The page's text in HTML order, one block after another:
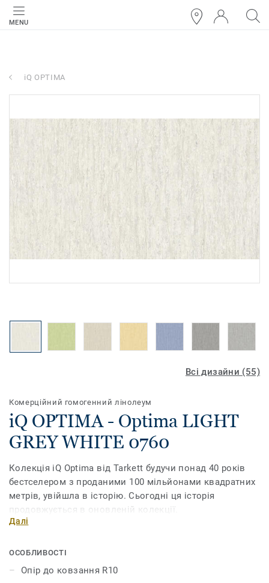
MENU
iQ OPTIMA
Всі дизайни (55)
Комерційний гомогенний лінолеум
iQ OPTIMA - Optima LIGHT
GREY WHITE 0760
Колекція iQ Optima від Tarkett будучи понад 40 років
бестселером з проданими 100 мільйонами квадратних
метрів, увійшла в історію. Сьогодні ця історія
продовжується в оновленій колекції.
кольорів, колекція натхненна м'якими переливами та
iQ Optima має оновлений ефект направленого руху з
Далі
ОСОБЛИВОСТІ
Опір до ковзання R10